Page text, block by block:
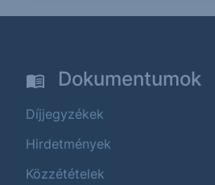
Dokumentumok
Díjjegyzékek
Hirdetmények
Közzétételek